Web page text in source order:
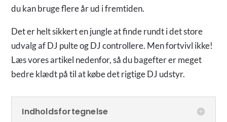
du kan bruge flere år ud i fremtiden.
Det er helt sikkert en jungle at finde rundt i det store
udvalg af DJ pulte og DJ controllere. Men fortvivl ikke!
Læs vores artikel nedenfor, så du bagefter er meget
bedre klædt på til at købe det rigtige DJ udstyr.
Indholdsfortegnelse